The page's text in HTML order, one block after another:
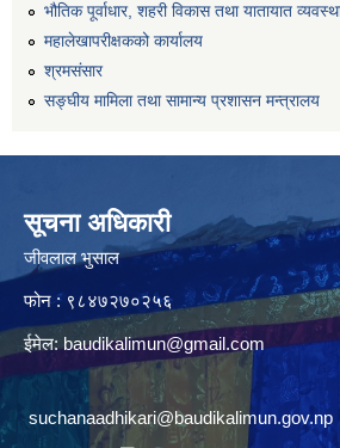
भौतिक पूर्वाधार, शहरी विकास तथा यातायात
महालेखापरीक्षकको कार्यालय
श्रमसंसार
सङ्घीय मामिला तथा सामान्य प्रशासन मन्त्रालय
सूचना अधिकारी
जीवलाल भुसाल
फोन : ९८४७२७०२५६
ईमेल: baudikalimun@gmail.com
suchanaadhikari@baudikalimun.gov.np